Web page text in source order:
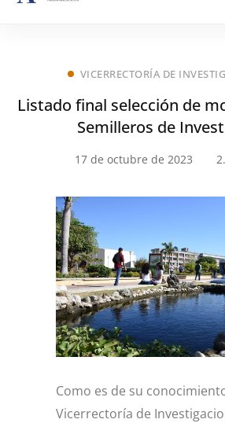
VICERRECTORÍA DE
Listado final selección de
Semilleros de
17 de octubre de 2023
Como es de su
Vicerrectoría de